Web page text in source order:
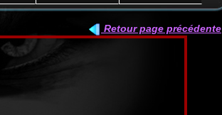
Retour page précédente